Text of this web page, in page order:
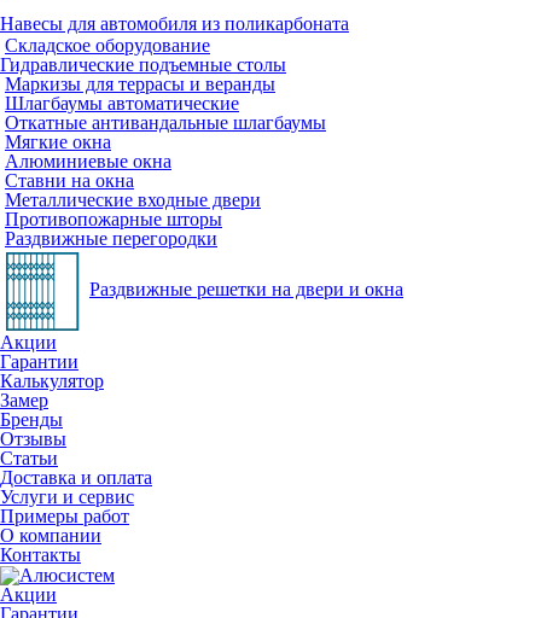
Навесы для автомобиля из поликарбоната
Складское оборудование
Гидравлические подъемные столы
Маркизы для террасы и веранды
Шлагбаумы автоматические
Откатные антивандальные шлагбаумы
Мягкие окна
Алюминиевые окна
Ставни на окна
Металлические входные двери
Противопожарные шторы
Раздвижные перегородки
Раздвижные решетки на двери и окна
Акции
Гарантии
Калькулятор
Замер
Бренды
Отзывы
Статьи
Доставка и оплата
Услуги и сервис
Примеры работ
О компании
Контакты
Акции